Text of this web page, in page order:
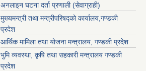
अनलाइन घटना दर्ता प्रणाली (सेवाग्राही)
मुख्यमन्त्री तथा मन्त्रीपरिषद्को कार्यालय,गण्डकी
प्रदेश
आर्थिक मामिला तथा योजना मन्त्रालय, गण्डकी प्रदेश
भुमि व्यवस्था, कृषि तथा सहकारी मन्त्रालय गण्डकी
प्रदेश